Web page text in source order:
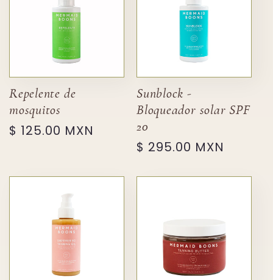
Ó
N
Repelente de
mosquitos
Precio
$ 125.00 MXN
Sunblock -
Bloqueador solar SPF
20
Precio
$ 295.00 MXN